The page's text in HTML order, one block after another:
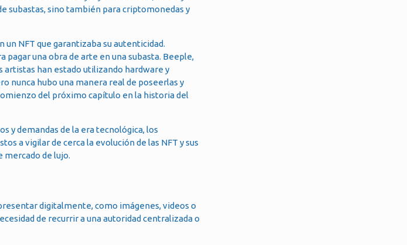
subastas, sino también para criptomonedas y
NFT que garantizaba su autenticidad.
una obra de arte en una subasta. Beeple,
artistas han estado utilizando hardware y
nunca hubo una manera real de poseerlas y
del próximo capítulo en la historia del
y demandas de la era tecnológica, los
a vigilar de cerca la evolución de las NFT y sus
mercado de lujo.
digitalmente, como imágenes, videos o
de recurrir a una autoridad centralizada o